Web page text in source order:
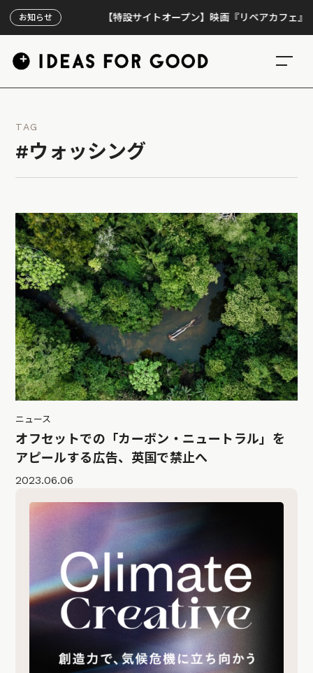
お知らせ 【特設サイトオープン】映画『リペアカフェ』、上
TAG
#ウォッシング
ニュース
オフセットでの「カーボン・ニュートラル」を
アピールする広告、英国で禁止へ
2023.06.06